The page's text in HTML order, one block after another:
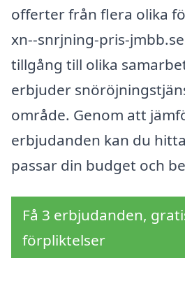
offerter från flera olika
xn--snrjning-pris-
tillgång till olika
erbjuder
område. Genom att
erbjudanden kan du
passar din budget och
Få 3 erbjudanden,
förpliktelser